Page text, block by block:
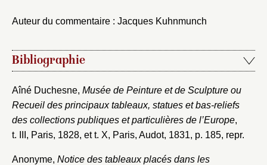
Auteur du commentaire : Jacques Kuhnmunch
Bibliographie
Aîné Duchesne, Musée de Peinture et de Sculpture ou
Recueil des principaux tableaux, statues et bas-reliefs
des collections publiques et particulières de l’Europe,
t. III, Paris, 1828, et t. X, Paris, Audot, 1831, p. 185, repr.
Anonyme, Notice des tableaux placés dans les
Choix du dossier où ajouter la
notice
Fermer
Connexion
Courriel